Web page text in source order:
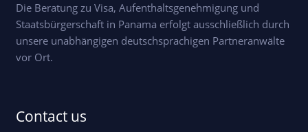
Die Beratung zu Visa, Aufenthaltsgenehmigung und
Staatsbürgerschaft in Panama erfolgt ausschließlich durch
unsere unabhängigen deutschsprachigen Partneranwälte
vor Ort.
Contact us